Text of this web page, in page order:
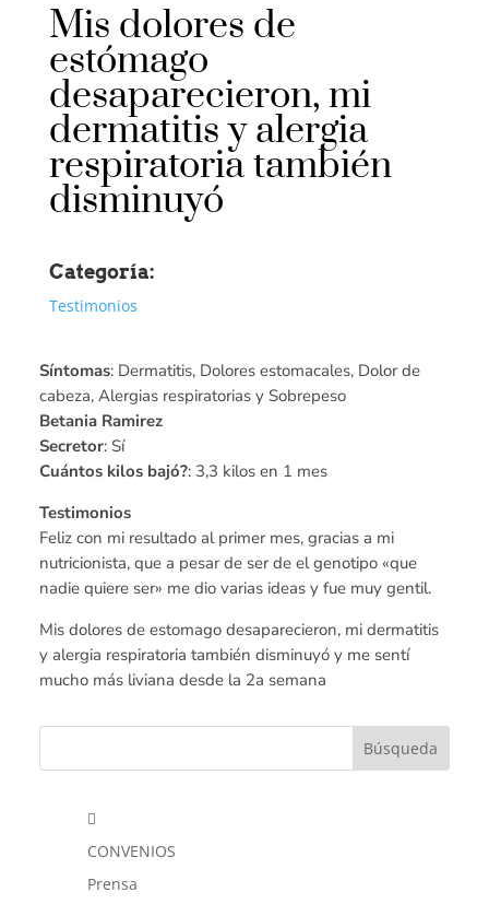
Mis dolores de
estómago
desaparecieron, mi
dermatitis y alergia
respiratoria también
disminuyó
Categoría:
Testimonios
Síntomas: Dermatitis, Dolores estomacales, Dolor de
cabeza, Alergias respiratorias y Sobrepeso
Betania Ramirez
Secretor: Sí
Cuántos kilos bajó?: 3,3 kilos en 1 mes
Testimonios
Feliz con mi resultado al primer mes, gracias a mi
nutricionista, que a pesar de ser de el genotipo «que
nadie quiere ser» me dio varias ideas y fue muy gentil.
Mis dolores de estomago desaparecieron, mi dermatitis
y alergia respiratoria también disminuyó y me sentí
mucho más liviana desde la 2a semana

CONVENIOS
Prensa